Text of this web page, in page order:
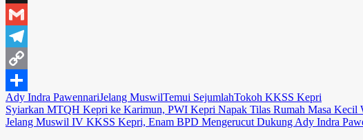
X
Gmail
Telegram
Copy
Link
Share
Ady Indra PawennariJelang MuswilTemui SejumlahTokoh KKSS Kepri
Navigasi
pos
Syiarkan MTQH Kepri ke Karimun, PWI Kepri Napak Tilas Rumah Masa Kecil
Jelang Muswil IV KKSS Kepri, Enam BPD Mengerucut Dukung Ady Indra